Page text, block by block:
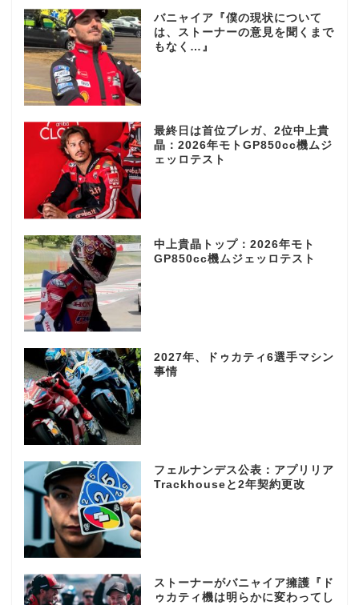
バニャイア『僕の現状について
は、ストーナーの意見を聞くまで
もなく…』
最終日は首位ブレガ、2位中上貴
晶：2026年モトGP850cc機ムジ
ェッロテスト
中上貴晶トップ：2026年モト
GP850cc機ムジェッロテスト
2027年、ドゥカティ6選手マシン
事情
フェルナンデス公表：アプリリア
Trackhouseと2年契約更改
ストーナーがバニャイア擁護『ド
ゥカティ機は明らかに変わってし